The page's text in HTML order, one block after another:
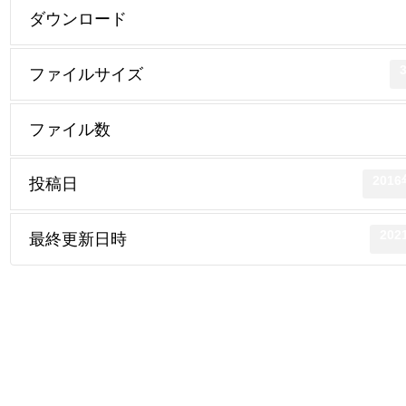
ダウンロード
ファイルサイズ
ファイル数
投稿日
最終更新日時